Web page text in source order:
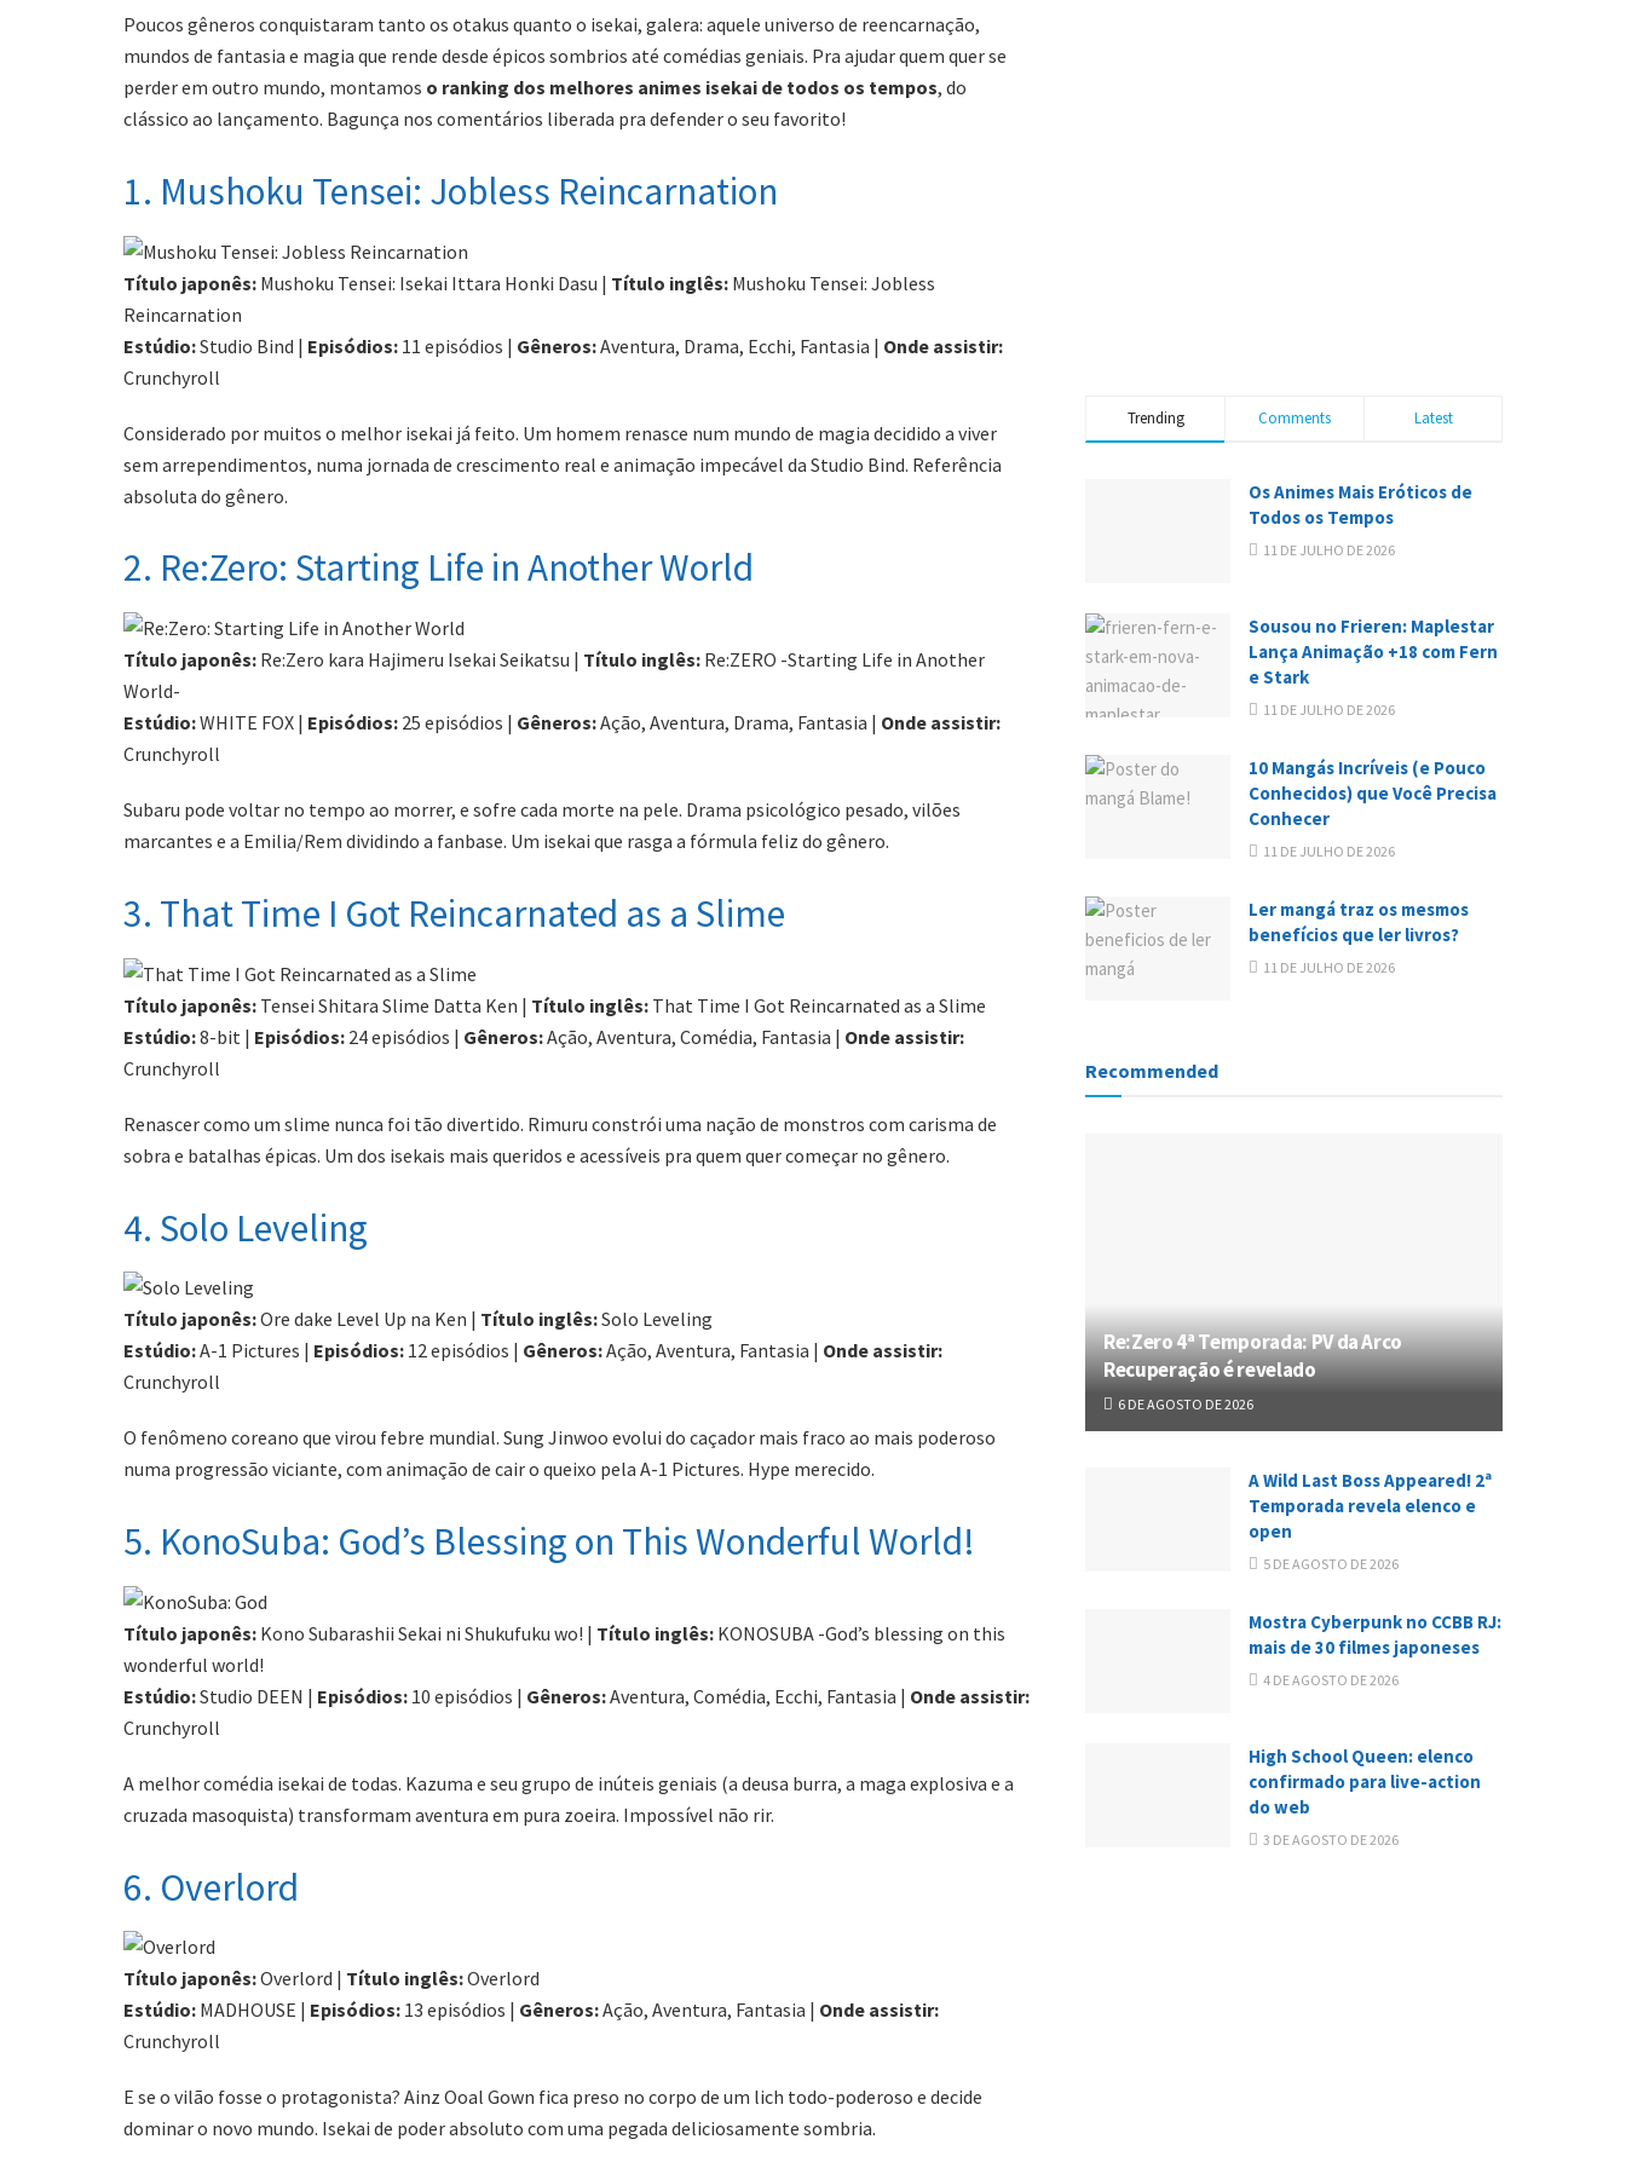
Poucos gêneros conquistaram tanto os otakus quanto o isekai, galera: aquele universo de reencarnação,
mundos de fantasia e magia que rende desde épicos sombrios até comédias geniais. Pra ajudar quem quer se
perder em outro mundo, montamos o ranking dos melhores animes isekai de todos os tempos, do
clássico ao lançamento. Bagunça nos comentários liberada pra defender o seu favorito!
1. Mushoku Tensei: Jobless Reincarnation
Título japonês: Mushoku Tensei: Isekai Ittara Honki Dasu | Título inglês: Mushoku Tensei: Jobless
Reincarnation
Estúdio:Studio Bind | Episódios: 11 episódios | Gêneros:Aventura, Drama, Ecchi, Fantasia | Onde assistir:
Crunchyroll
Considerado por muitos o melhor isekai já feito. Um homem renasce num mundo de magia decidido a viver
sem arrependimentos, numa jornada de crescimento real e animação impecável da Studio Bind. Referência
absoluta do gênero.
2. Re:Zero: Starting Life in Another World
Título japonês: Re:Zero kara Hajimeru Isekai Seikatsu | Título inglês: Re:ZERO -Starting Life in Another
World-
Estúdio:WHITE FOX | Episódios: 25 episódios | Gêneros:Ação, Aventura, Drama, Fantasia | Onde assistir:
Crunchyroll
Subaru pode voltar no tempo ao morrer, e sofre cada morte na pele. Drama psicológico pesado, vilões
marcantes e a Emilia/Rem dividindo a fanbase. Um isekai que rasga a fórmula feliz do gênero.
3. That Time I Got Reincarnated as a Slime
Título japonês: Tensei Shitara Slime Datta Ken | Título inglês: That Time I Got Reincarnated as a Slime
Estúdio:8-bit | Episódios: 24 episódios | Gêneros:Ação, Aventura, Comédia, Fantasia | Onde assistir:
Crunchyroll
Renascer como um slime nunca foi tão divertido. Rimuru constrói uma nação de monstros com carisma de
sobra e batalhas épicas. Um dos isekais mais queridos e acessíveis pra quem quer começar no gênero.
4. Solo Leveling
Título japonês:Ore dake Level Up na Ken | Título inglês:Solo Leveling
Estúdio:A-1 Pictures | Episódios: 12 episódios | Gêneros:Ação, Aventura, Fantasia | Onde assistir:
Crunchyroll
O fenômeno coreano que virou febre mundial. Sung Jinwoo evolui do caçador mais fraco ao mais poderoso
numa progressão viciante, com animação de cair o queixo pela A-1 Pictures. Hype merecido.
5. KonoSuba: God’s Blessing on This Wonderful World!
Título japonês: Kono Subarashii Sekai ni Shukufuku wo! | Título inglês: KONOSUBA -God’s blessing on this
wonderful world!
Estúdio:Studio DEEN | Episódios: 10 episódios | Gêneros:Aventura, Comédia, Ecchi, Fantasia | Onde assistir:
Crunchyroll
A melhor comédia isekai de todas. Kazuma e seu grupo de inúteis geniais (a deusa burra, a maga explosiva e a
cruzada masoquista) transformam aventura em pura zoeira. Impossível não rir.
6. Overlord
Título japonês:Overlord | Título inglês:Overlord
Estúdio: MADHOUSE | Episódios: 13 episódios | Gêneros:Ação, Aventura, Fantasia | Onde assistir:
Crunchyroll
E se o vilão fosse o protagonista? Ainz Ooal Gown fica preso no corpo de um lich todo-poderoso e decide
dominar o novo mundo. Isekai de poder absoluto com uma pegada deliciosamente sombria.
Trending Comments Latest
Os Animes Mais Eróticos de
Todos os Tempos
11 DE JULHO DE 2026
Sousou no Frieren: Maplestar
Lança Animação +18 com Fern
e Stark
11 DE JULHO DE 2026
10 Mangás Incríveis (e Pouco
Conhecidos) que Você Precisa
Conhecer
11 DE JULHO DE 2026
Ler mangá traz os mesmos
benefícios que ler livros?
11 DE JULHO DE 2026
Recommended
Re:Zero 4ª Temporada: PV da Arco
Recuperação é revelado
6 DE AGOSTO DE 2026
A Wild Last Boss Appeared! 2ª
Temporada revela elenco e
open
5 DE AGOSTO DE 2026
Mostra Cyberpunk no CCBB RJ:
mais de 30 filmes japoneses
4 DE AGOSTO DE 2026
High School Queen: elenco
confirmado para live-action
do web
3 DE AGOSTO DE 2026